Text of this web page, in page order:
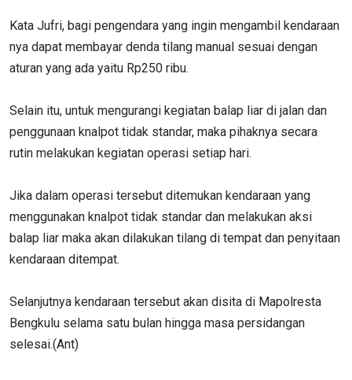
Kata Jufri, bagi pengendara yang ingin mengambil kendaraan
nya dapat membayar denda tilang manual sesuai dengan
aturan yang ada yaitu Rp250 ribu.
Selain itu, untuk mengurangi kegiatan balap liar di jalan dan
penggunaan knalpot tidak standar, maka pihaknya secara
rutin melakukan kegiatan operasi setiap hari.
Jika dalam operasi tersebut ditemukan kendaraan yang
menggunakan knalpot tidak standar dan melakukan aksi
balap liar maka akan dilakukan tilang di tempat dan penyitaan
kendaraan ditempat.
Selanjutnya kendaraan tersebut akan disita di Mapolresta
Bengkulu selama satu bulan hingga masa persidangan
selesai.(Ant)